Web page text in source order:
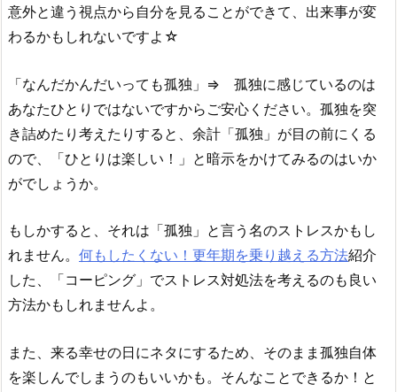
意外と違う視点から自分を見ることができて、出来事が変
わるかもしれないですよ☆
「なんだかんだいっても孤独」⇒ 孤独に感じているのは
あなたひとりではないですからご安心ください。孤独を突
き詰めたり考えたりすると、余計「孤独」が目の前にくる
ので、「ひとりは楽しい！」と暗示をかけてみるのはいか
がでしょうか。
もしかすると、それは「孤独」と言う名のストレスかもし
れません。 何もしたくない！更年期を乗り越える方法紹介
した、「コーピング」でストレス対処法を考えるのも良い
方法かもしれませんよ。
また、来る幸せの日にネタにするため、そのまま孤独自体
を楽しんでしまうのもいいかも。そんなことできるか！と